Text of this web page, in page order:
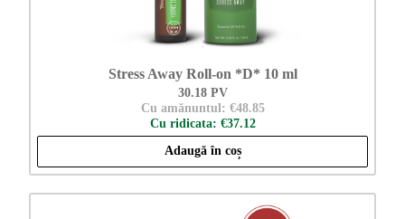
Stress Away Roll-on *D* 10 ml
30.18 PV
Cu amănuntul: €48.85
Cu ridicata: €37.12
Adaugă în coș